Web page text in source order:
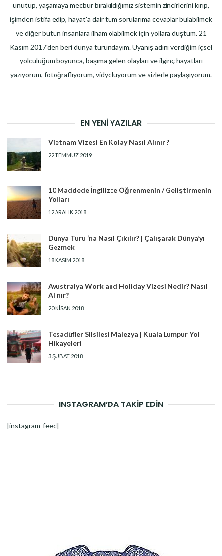
unutup, yaşamaya mecbur bırakıldığımız sistemin zincirlerini kırıp,
işimden istifa edip, hayat'a dair tüm sorularıma cevaplar bulabilmek
ve diğer bütün insanlara ilham olabilmek için yollara düştüm. 21
Kasım 2017'den beri dünya turundayım. Uyanış adını verdiğim içsel
yolculuğum boyunca, başıma gelen olayları ve ilginç hayatları
yazıyorum, fotoğraflıyorum, vidyoluyorum ve sizlerle paylaşıyorum.
EN YENI YAZILAR
Vietnam Vizesi En Kolay Nasıl Alınır ?
22 TEMMUZ 2019
10 Maddede İngilizce Öğrenmenin / Geliştirmenin
Yolları
12 ARALIK 2018
Dünya Turu ‘na Nasıl Çıkılır? | Çalışarak Dünya’yı
Gezmek
18 KASIM 2018
Avustralya Work and Holiday Vizesi Nedir? Nasıl
Alınır?
20 NISAN 2018
Tesadüfler Silsilesi Malezya | Kuala Lumpur Yol
Hikayeleri
3 ŞUBAT 2018
INSTAGRAM’DA TAKİP EDİN
[instagram-feed]